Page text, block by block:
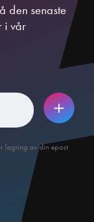
den senaste
i vår
lagring av din epost